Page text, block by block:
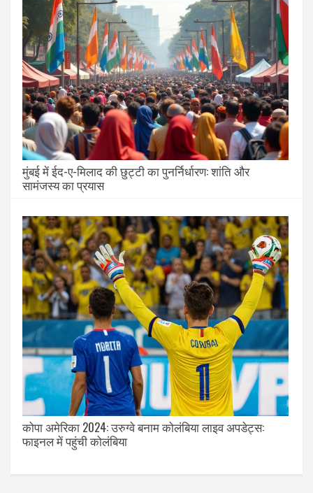
मुंबई में ईद-ए-मिलाद की छुट्टी का पुनर्निर्धारण: शांति और
सामंजस्य का प्रयास
कोपा अमेरिका 2024: उरुग्वे बनाम कोलंबिया लाइव अपडेट्स:
फाइनल में पहुंची कोलंबिया